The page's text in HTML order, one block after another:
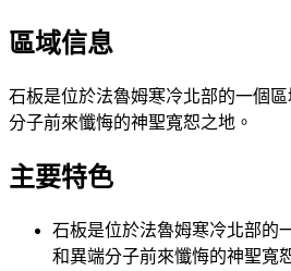
區域信息
石板是位於法魯姆寒冷北部的一個
分子前來懺悔的神聖寬恕之地。
主要特色
石板是位於法魯姆寒冷北部的
和異端分子前來懺悔的神聖寬